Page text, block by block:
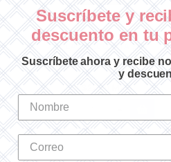
LANA ECO VITA 709
SKU: 360709
$22.00 MXN
-
Suscríbete y
descuento en tu
Suscríbete ahora y recibe
y